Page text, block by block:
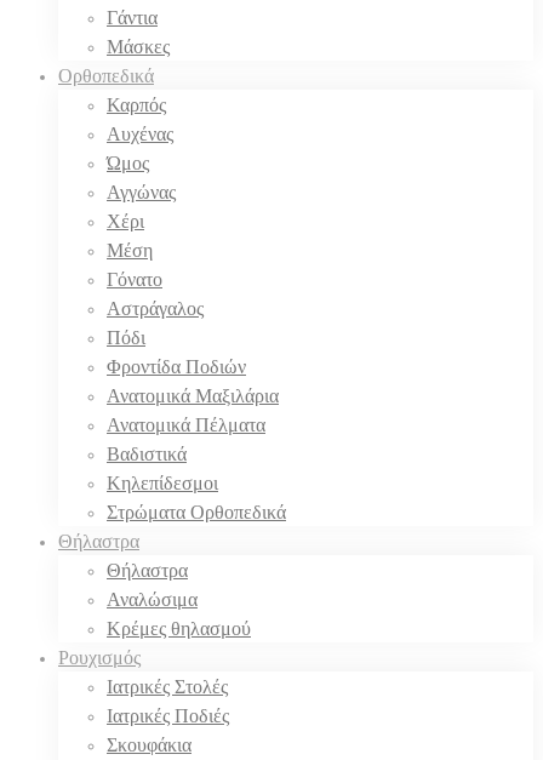
Γάντια
Μάσκες
Ορθοπεδικά
Καρπός
Αυχένας
Ώμος
Αγγώνας
Χέρι
Μέση
Γόνατο
Αστράγαλος
Πόδι
Φροντίδα Ποδιών
Ανατομικά Μαξιλάρια
Ανατομικά Πέλματα
Βαδιστικά
Κηλεπίδεσμοι
Στρώματα Ορθοπεδικά
Θήλαστρα
Θήλαστρα
Αναλώσιμα
Κρέμες θηλασμού
Ρουχισμός
Ιατρικές Στολές
Ιατρικές Ποδιές
Σκουφάκια